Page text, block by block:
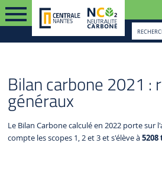
Bilan carbone 2021 :
généraux
Le Bilan Carbone calculé en 2022 porte sur
compte les scopes 1, 2 et 3 et s'élève à5208